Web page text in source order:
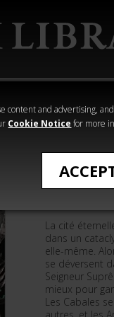
content and advertising,
Cookie Notice for more
Heresy
VOIE DE
La cité
dans un
elle-même.
se déversent
Seigneur
mieux pour
Les Cabales